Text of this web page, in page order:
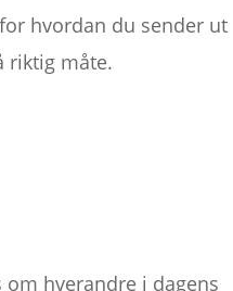
hvordan du sender ut
riktig måte.
hverandre i dagens